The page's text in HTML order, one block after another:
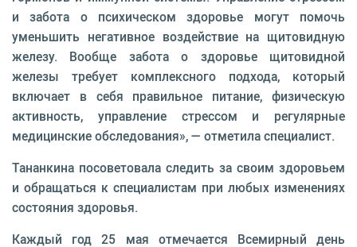
и забота о психическом здоровье могут помочь
уменьшить негативное воздействие на щитовидную
железу. Вообще забота о здоровье щитовидной
железы требует комплексного подхода, который
включает в себя правильное питание, физическую
активность, управление стрессом и регулярные
медицинские обследования», — отметила специалист.
Тананкина посоветовала следить за своим здоровьем
и обращаться к специалистам при любых изменениях
состояния здоровья.
Каждый год 25 мая отмечается Всемирный день